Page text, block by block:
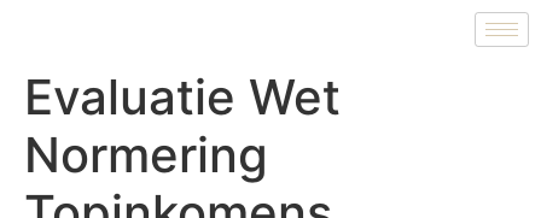
Evaluatie Wet
Normering